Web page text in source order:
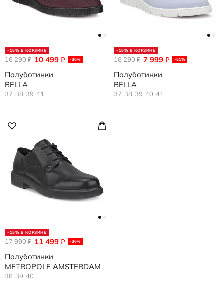
-15% В КОРЗИНЕ
10 499 ₽ -36%
16 290₽
Полуботинки
BELLA
37 38 39 41
-15% В КОРЗИНЕ
7 999 ₽ -51%
16 290₽
Полуботинки
BELLA
37 38 39 40 41
-15% В КОРЗИНЕ
11 499 ₽ -36%
17 990₽
Полуботинки
METROPOLE AMSTERDAM
38 39 40